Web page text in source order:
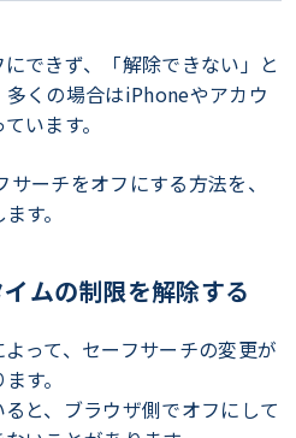
できず、「解除できない」と
くの場合はiPhoneやアカウ
います。
ーチをオフにする方法を、
す。
ムの制限を解除する
って、セーフサーチの変更が
す。
と、ブラウザ側でオフにして